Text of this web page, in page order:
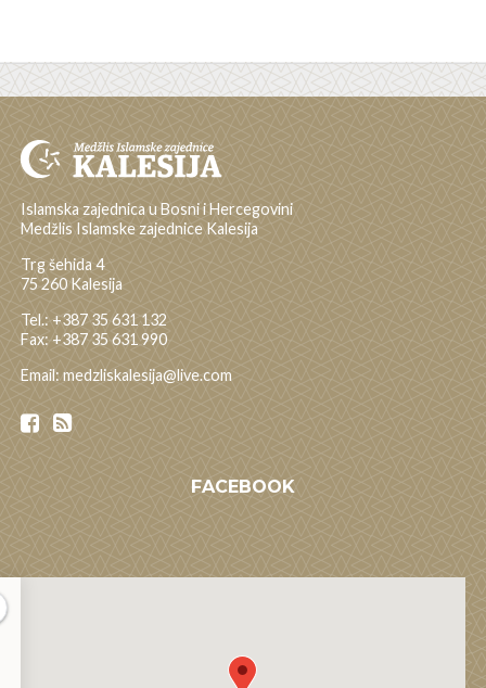
Islamska zajednica u Bosni i Hercegovini
Medžlis Islamske zajednice Kalesija
Trg šehida 4
75 260 Kalesija
Tel.: +387 35 631 132
Fax: +387 35 631 990
Email: medzliskalesija@live.com
FACEBOOK